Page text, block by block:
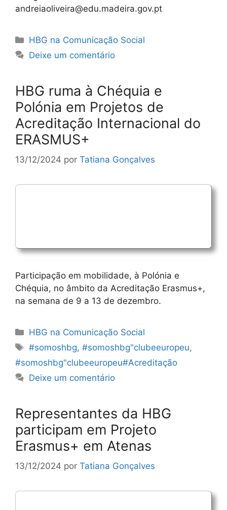
andreiaoliveira@edu.madeira.gov.pt
Categorias
HBG na Comunicação Social
Deixe um comentário
HBG ruma à Chéquia e
Polónia em Projetos de
Acreditação Internacional do
ERASMUS+
13/12/2024 por Tatiana Gonçalves
Participação em mobilidade, à Polónia e
Chéquia, no âmbito da Acreditação Erasmus+,
na semana de 9 a 13 de dezembro.
Categorias
HBG na Comunicação Social
Etiquetas
#somoshbg,#somoshbg"clubeeuropeu,
#somoshbg"clubeeuropeu#Acreditação
Deixe um comentário
Representantes da HBG
participam em Projeto
Erasmus+ em Atenas
13/12/2024 por Tatiana Gonçalves